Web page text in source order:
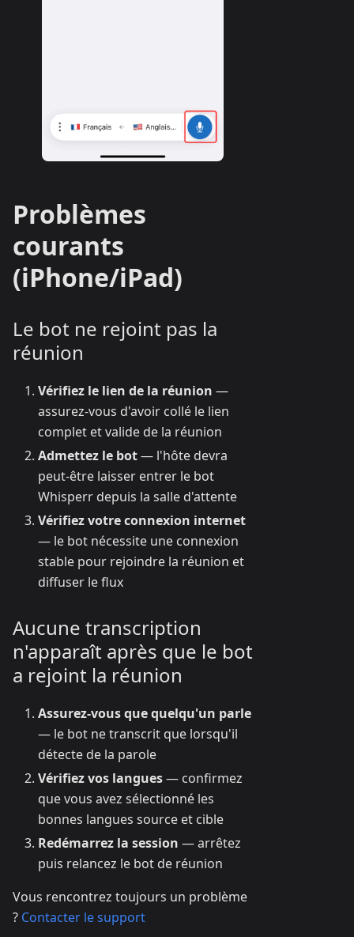
Problèmes
courants
(iPhone/iPad)
Le bot ne rejoint pas la
réunion
Vérifiez le lien de la réunion —
assurez-vous d'avoir collé le lien
complet et valide de la réunion
Admettez le bot— l'hôte devra
peut-être laisser entrer le bot
Whisperr depuis la salle d'attente
Vérifiez votre connexion internet
— le bot nécessite une connexion
stable pour rejoindre la réunion et
diffuser le flux
Aucune transcription
n'apparaît après que le bot
a rejoint la réunion
Assurez-vous que quelqu'un parle
— le bot ne transcrit que lorsqu'il
détecte de la parole
Vérifiez vos langues— confirmez
que vous avez sélectionné les
bonnes langues source et cible
Redémarrez la session — arrêtez
puis relancez le bot de réunion
Vous rencontrez toujours un problème
? Contacter le support